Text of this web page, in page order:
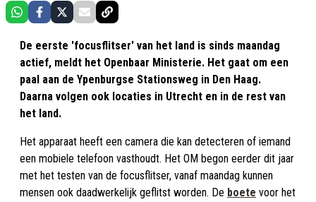
De eerste 'focusflitser' van het land is sinds maandag
actief, meldt het Openbaar Ministerie. Het gaat om een
paal aan de Ypenburgse Stationsweg in Den Haag.
Daarna volgen ook locaties in Utrecht en in de rest van
het land.
Het apparaat heeft een camera die kan detecteren of iemand
een mobiele telefoon vasthoudt. Het OM begon eerder dit jaar
met het testen van de focusflitser, vanaf maandag kunnen
mensen ook daadwerkelijk geflitst worden. De boete voor het